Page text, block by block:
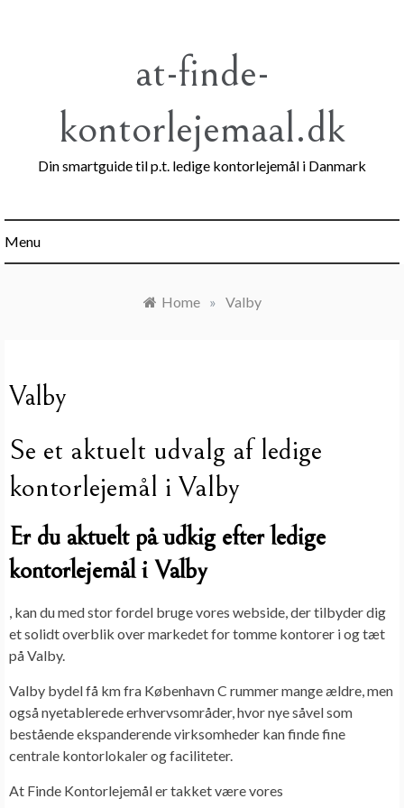
at-finde-
kontorlejemaal.dk
Din smartguide til p.t. ledige kontorlejemål i Danmark
Menu
Home » Valby
Valby
Se et aktuelt udvalg af ledige
kontorlejemål i Valby
Er du aktuelt på udkig efter ledige
kontorlejemål i Valby
, kan du med stor fordel bruge vores webside, der tilbyder dig
et solidt overblik over markedet for tomme kontorer i og tæt
på Valby.
Valby bydel få km fra København C rummer mange ældre, men
også nyetablerede erhvervsområder, hvor nye såvel som
bestående ekspanderende virksomheder kan finde fine
centrale kontorlokaler og faciliteter.
At Finde Kontorlejemål er takket være vores